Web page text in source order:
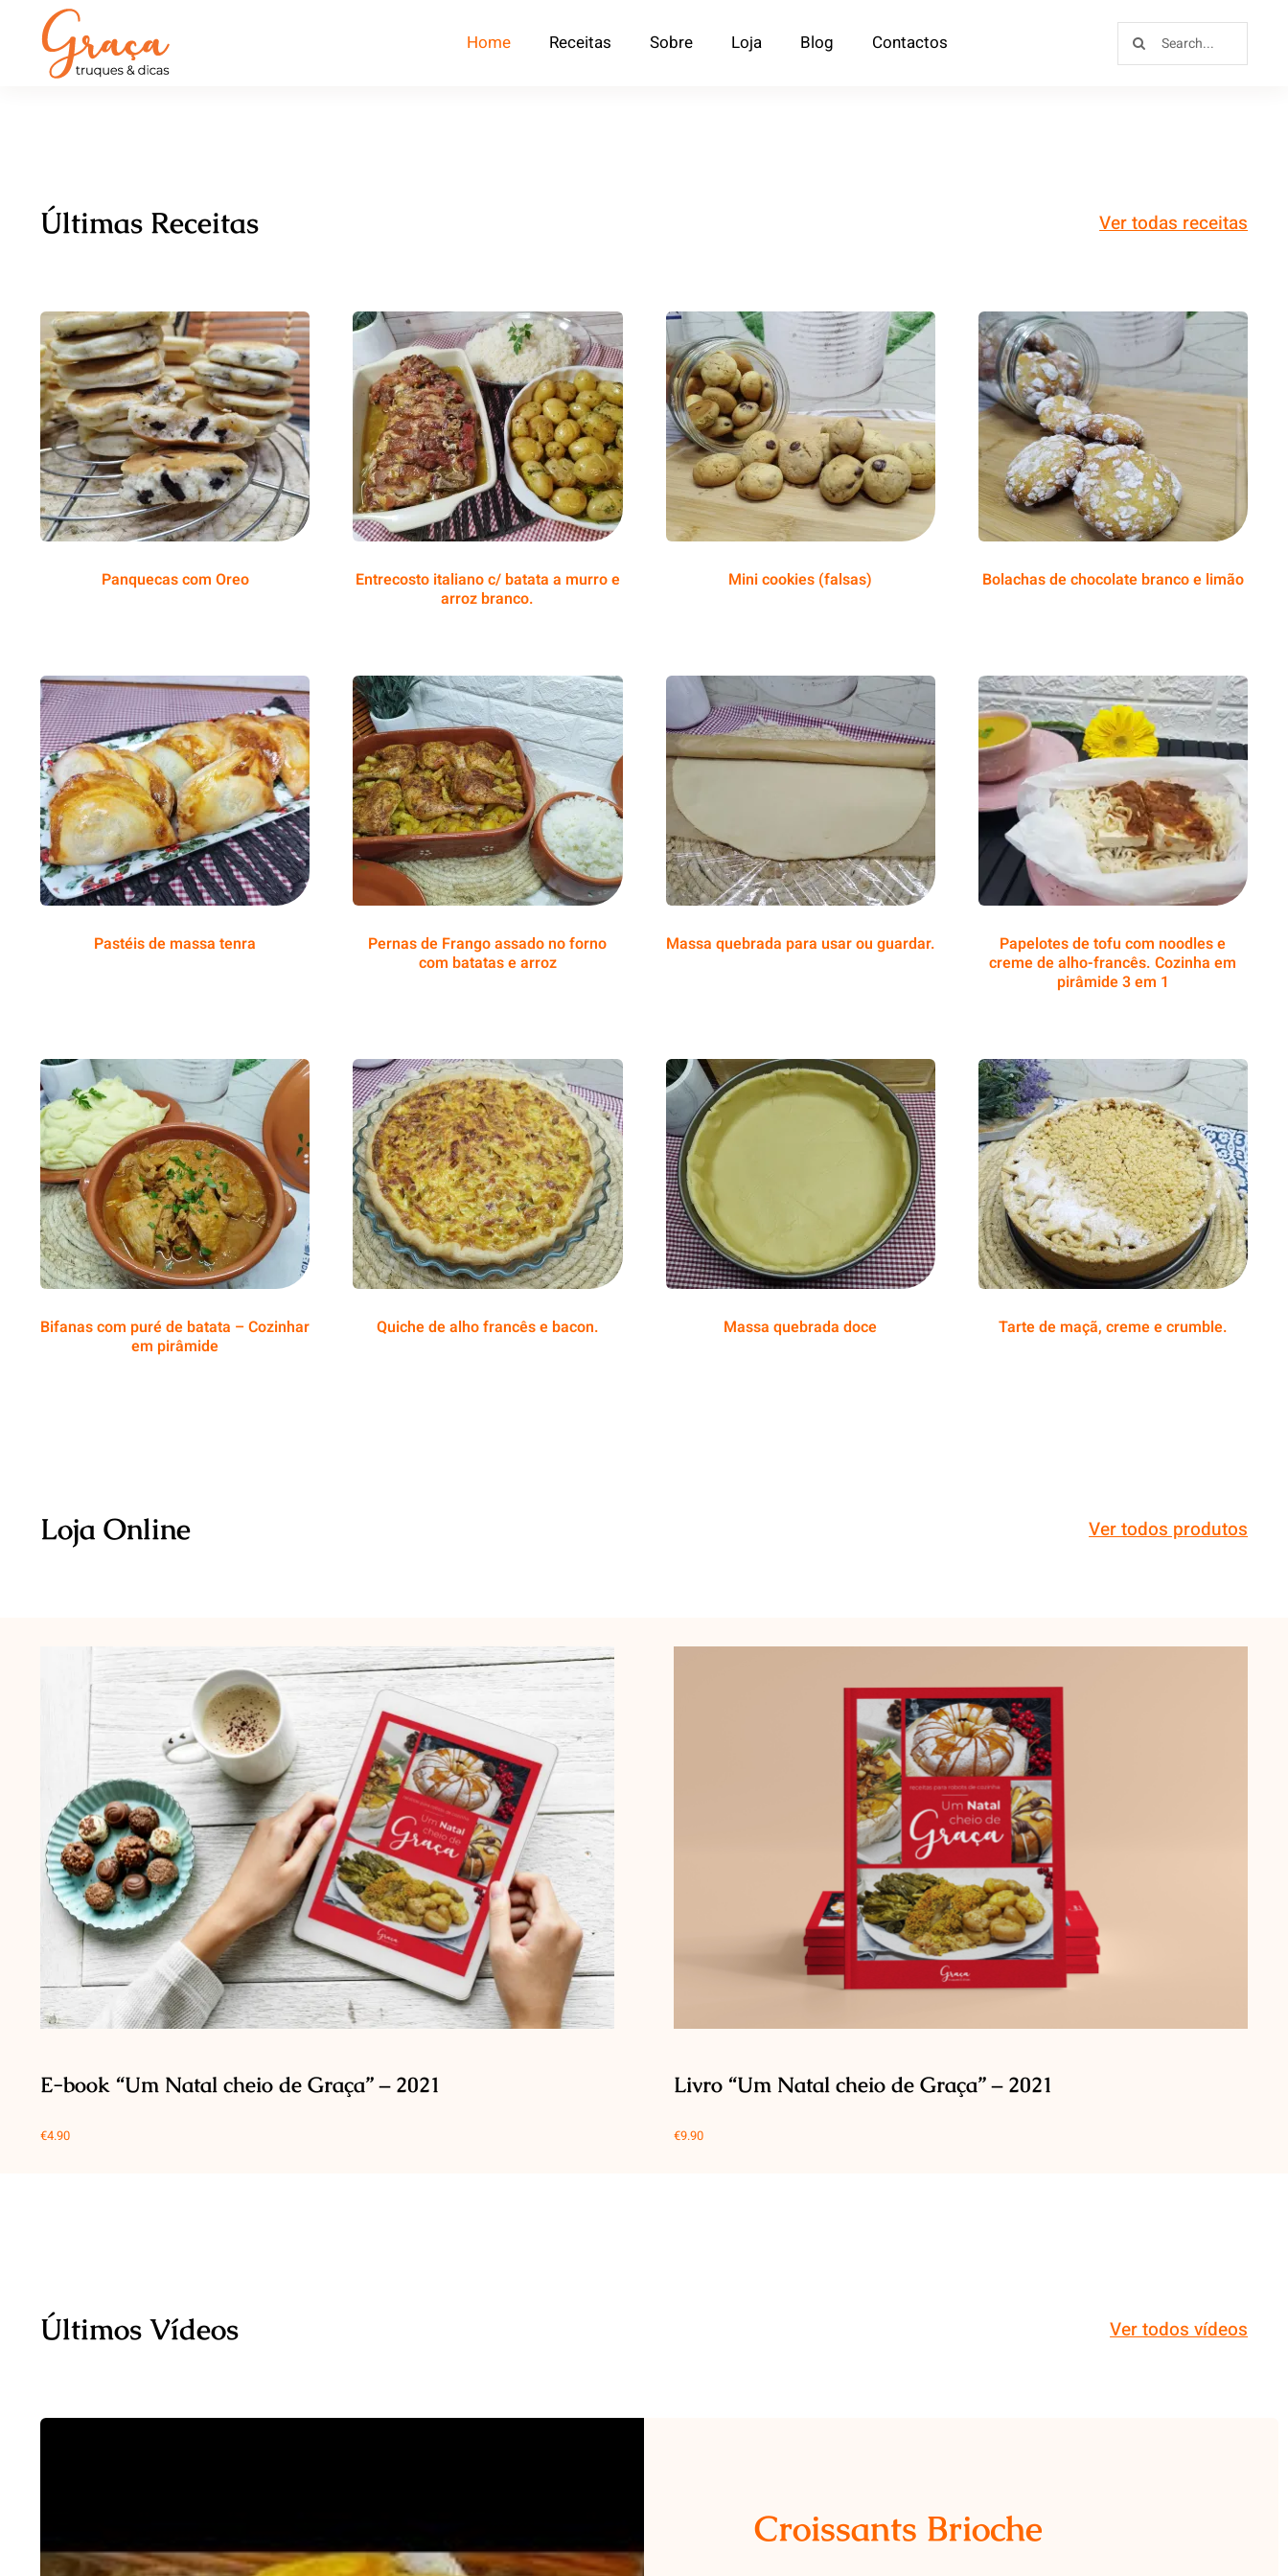
Home Receitas Sobre Loja Blog Contactos
Últimas Receitas Ver todas receitas
Panquecas com Oreo
Entrecosto italiano c/ batata a murro e
arroz branco.
Mini cookies (falsas) Bolachas de chocolate branco e limão
Pastéis de massa tenra
Pernas de Frango assado no forno
com batatas e arroz
Massa quebrada para usar ou guardar.
Papelotes de tofu com noodles e
creme de alho-francês. Cozinha em
pirâmide 3 em 1
Bifanas com puré de batata – Cozinhar
em pirâmide
Quiche de alho francês e bacon. Massa quebrada doce Tarte de maçã, creme e crumble.
Loja Online Ver todos produtos
E-book “Um Natal cheio de Graça” – 2021
€4.90
Livro “Um Natal cheio de Graça” – 2021
€9.90
Últimos Vídeos Ver todos vídeos
Croissants Brioche